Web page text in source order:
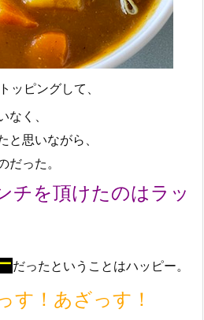
トッピングして、
なく、
思いながら、
った。
チを頂けたのはラッ
だったということはハッピー。
す！あざっす！